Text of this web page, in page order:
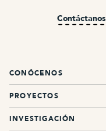
Contáctanos
CONÓCENOS
PROYECTOS
INVESTIGACIÓN